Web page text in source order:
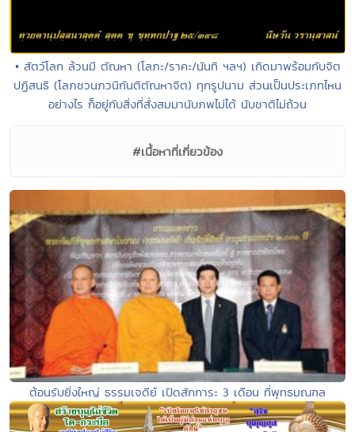
• สัตว์โลก ล้วนมี ตัณหา (โลภะ/ราคะ/นันทิ ฯลฯ) เกิดมาพร้อมกับจิต
ปฏิสนธิ (โลภชวนภวนิกันติตัณหาจิต) ทุกรูปนาม ส่วนเป็นประเภทไหน
อย่างไร ก็อยู่กับสิ่งที่สั่งสมมานับภพไม่ได้ นับชาติไม่ถ้วน
#เนื้อหาที่เกี่ยวข้อง
ต้อนรับยิ่งใหญ่ ธรรมเจดีย์ เปิดสักการะ 3 เดือน ที่พุทธมณฑล